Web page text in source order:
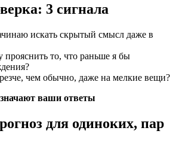
3 сигнала
искать скрытый смысл даже в
прояснить то, что раньше я бы
чем обычно, даже на мелкие вещи?
ваши ответы
для одиноких, пар